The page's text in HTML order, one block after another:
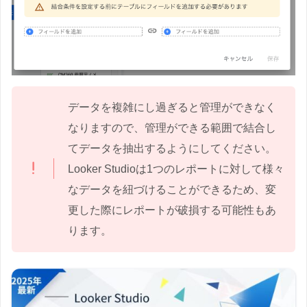
データを複雑にし過ぎると管理ができなく
なりますので、管理ができる範囲で結合し
てデータを抽出するようにしてください。
Looker Studioは1つのレポートに対して様々
なデータを紐づけることができるため、変
更した際にレポートが破損する可能性もあ
ります。